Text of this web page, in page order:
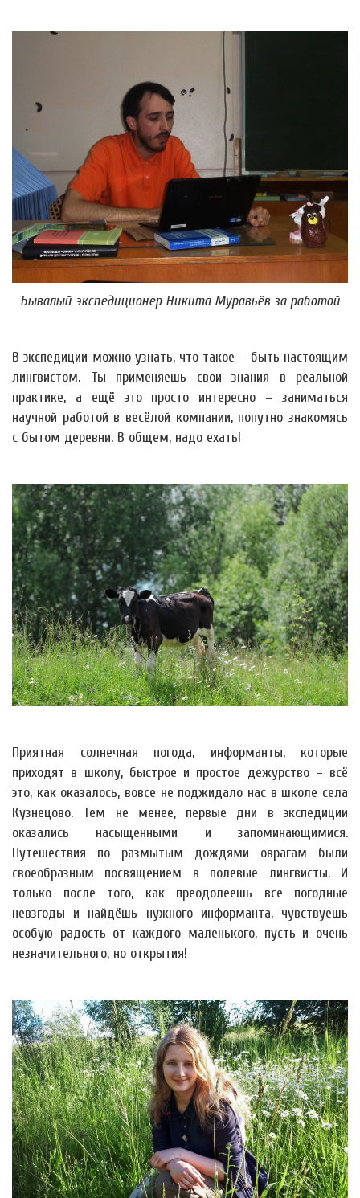
Бывалый экспедиционер Никита Муравьёв за работой
В экспедиции можно узнать, что такое – быть настоящим
лингвистом. Ты применяешь свои знания в реальной
практике, а ещё это просто интересно – заниматься
научной работой в весёлой компании, попутно знакомясь
с бытом деревни. В общем, надо ехать!
Приятная солнечная погода, информанты, которые
приходят в школу, быстрое и простое дежурство – всё
это, как оказалось, вовсе не поджидало нас в школе села
Кузнецово. Тем не менее, первые дни в экспедиции
оказались насыщенными и запоминающимися.
Путешествия по размытым дождями оврагам были
своеобразным посвящением в полевые лингвисты. И
только после того, как преодолеешь все погодные
невзгоды и найдёшь нужного информанта, чувствуешь
особую радость от каждого маленького, пусть и очень
незначительного, но открытия!